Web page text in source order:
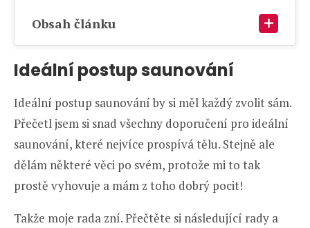
Obsah článku
Ideální postup saunování
Ideální postup saunování by si měl každý zvolit sám.
Přečetl jsem si snad všechny doporučení pro ideální
saunování, které nejvíce prospívá tělu. Stejně ale
dělám některé věci po svém, protože mi to tak
prostě vyhovuje a mám z toho dobrý pocit!
Takže moje rada zní. Přečtěte si následující rady a